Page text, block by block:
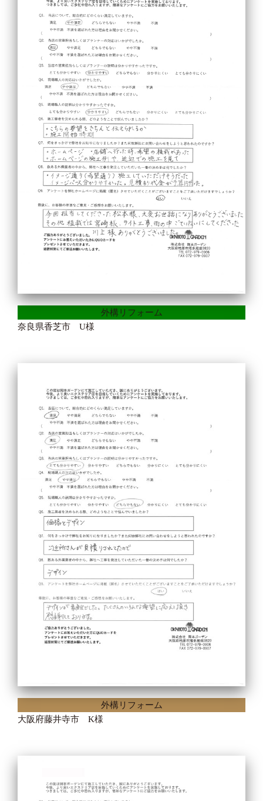
外構リフォーム
奈良県香芝市 U様
外構リフォーム
大阪府藤井寺市 K様